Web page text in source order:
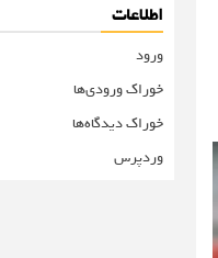
اطلاعات
ورود
خوراک ورودی‌ها
خوراک دیدگاه‌ها
وردپرس